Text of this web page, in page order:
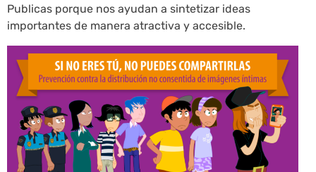
Publicas porque nos ayudan a sintetizar ideas
importantes de manera atractiva y accesible.